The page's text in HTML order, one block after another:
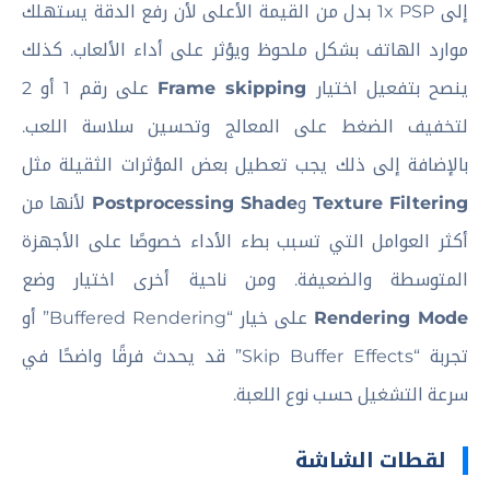
إلى 1x PSP بدل من القيمة الأعلى لأن رفع الدقة يستهلك
موارد الهاتف بشكل ملحوظ ويؤثر على أداء الألعاب. كذلك
ينصح بتفعيل اختيار Frame skipping
على رقم 1 أو 2
لتخفيف الضغط على المعالج وتحسين سلاسة اللعب.
بالإضافة إلى ذلك يجب تعطيل بعض المؤثرات الثقيلة مثل
Texture Filtering وPostprocessing Shade لأنها من
أكثر العوامل التي تسبب بطء الأداء خصوصًا على الأجهزة
المتوسطة والضعيفة. ومن ناحية أخرى اختيار وضع
Rendering Mode
على خيار “Buffered Rendering” أو
تجربة “Skip Buffer Effects” قد يحدث فرقًا واضحًا في
سرعة التشغيل حسب نوع اللعبة.
لقطات الشاشة